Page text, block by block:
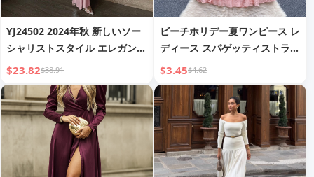
YJ24502 2024年秋 新しいソー
シャリストスタイル エレガント
でセクシー スリムフィット ス
パゲッティストラップ ベーシッ
クエブニングドレス 女性用
$23.82$38.91
ビーチホリデー夏ワンピース レ
ディース スパゲッティストラッ
プ フリル セクシー ドレス スウ
ィート ホット 誕生日 ミニ ビス
チェドロップシッピング
$3.45$4.62